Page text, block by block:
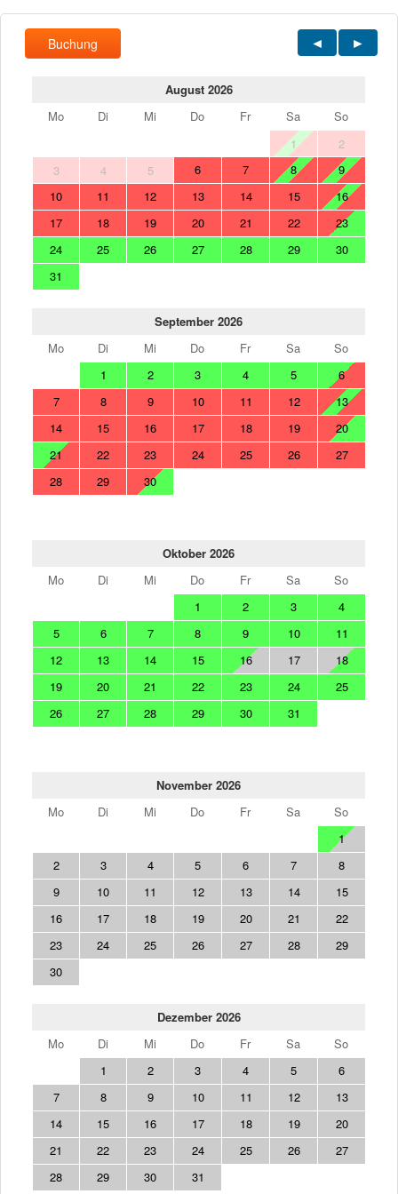
Buchung
August 2026
Mo
Di Mi Do Fr Sa
So
1
2
3
4 5 6 7 8
9
10
11 12 13 14 15
16
17
18 19 20 21 22
23
24
25 26 27 28 29
30
31
September 2026
Mo
Di Mi Do Fr Sa
So
1
2 3 4 5
6
7
8 9 10 11 12
13
14
15 16 17 18 19
20
21
22 23 24 25 26
27
28
29 30
Oktober 2026
Mo
Di Mi Do Fr Sa
So
1
2 3
4
5
6 7 8 9 10
11
12
13 14 15 16 17
18
19
20 21 22 23 24
25
26
27 28 29 30 31
November 2026
Mo
Di Mi Do Fr Sa
So
1
2
3 4 5 6 7
8
9
10 11 12 13 14
15
16
17 18 19 20 21
22
23
24 25 26 27 28
29
30
Dezember 2026
Mo
Di Mi Do Fr Sa
So
1
2 3 4 5
6
7
8 9 10 11 12
13
14
15 16 17 18 19
20
21
22 23 24 25 26
27
28
29 30 31